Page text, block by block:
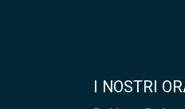
I NOSTRI